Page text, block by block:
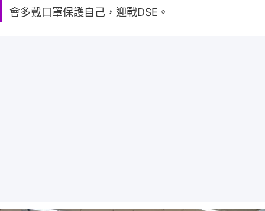
會多戴口罩保護自己，迎戰DSE。